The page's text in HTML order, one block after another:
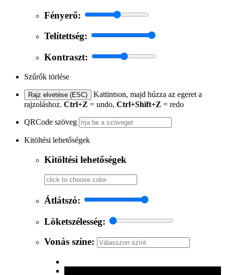
Fényerő:
Telítettség:
Kontraszt:
Szűrők törlése
Rajz elvetése (ESC)
Kattintson, majd húzza az egeret a
rajzoláshoz. Ctrl+Z = undo, Ctrl+Shift+Z = redo
QRCode szöveg
Kitöltési lehetőségek
Kitöltési lehetőségek
Átlátszó:
Löketszélesség:
Vonás színe: